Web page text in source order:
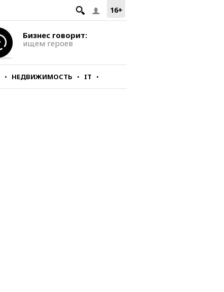
16+
Бизнес говорит:
ищем героев
НЕДВИЖИМОСТЬ IT